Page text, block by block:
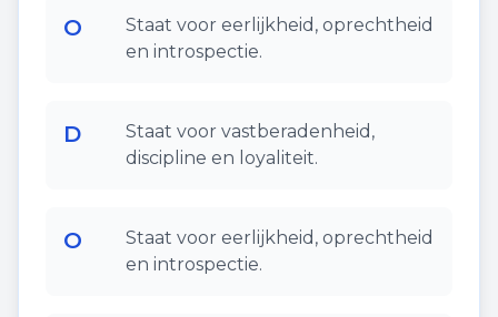
O
Staat voor eerlijkheid, oprechtheid
en introspectie.
D
Staat voor vastberadenheid,
discipline en loyaliteit.
O
Staat voor eerlijkheid, oprechtheid
en introspectie.